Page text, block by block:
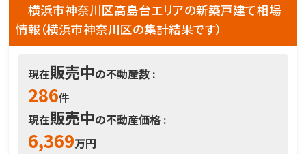
横浜市神奈川区高島台エリアの新築戸建て相場
情報（横浜市神奈川区の集計結果です）
現在販売中の不動産数 :
286件
現在販売中の不動産価格 :
6,369万円